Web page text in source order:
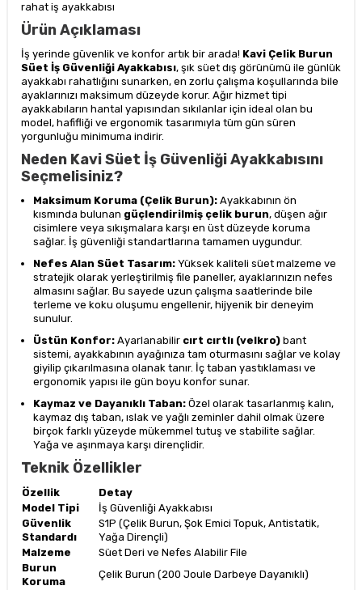
rahat iş ayakkabısı
Ürün Açıklaması
İş yerinde güvenlik ve konfor artık bir arada! Kavi Çelik Burun
Süet İş Güvenliği Ayakkabısı, şık süet dış görünümü ile günlük
ayakkabı rahatlığını sunarken, en zorlu çalışma koşullarında bile
ayaklarınızı maksimum düzeyde korur. Ağır hizmet tipi
ayakkabıların hantal yapısından sıkılanlar için ideal olan bu
model, hafifliği ve ergonomik tasarımıyla tüm gün süren
yorgunluğu minimuma indirir.
Neden Kavi Süet İş Güvenliği Ayakkabısını
Seçmelisiniz?
Maksimum Koruma (Çelik Burun): Ayakkabının ön
kısmında bulunan güçlendirilmiş çelik burun, düşen ağır
cisimlere veya sıkışmalara karşı en üst düzeyde koruma
sağlar. İş güvenliği standartlarına tamamen uygundur.
Nefes Alan Süet Tasarım: Yüksek kaliteli süet malzeme ve
stratejik olarak yerleştirilmiş file paneller, ayaklarınızın nefes
almasını sağlar. Bu sayede uzun çalışma saatlerinde bile
terleme ve koku oluşumu engellenir, hijyenik bir deneyim
sunulur.
Üstün Konfor: Ayarlanabilir cırt cırtlı (velkro) bant
sistemi, ayakkabının ayağınıza tam oturmasını sağlar ve kolay
giyilip çıkarılmasına olanak tanır. İç taban yastıklaması ve
ergonomik yapısı ile gün boyu konfor sunar.
Kaymaz ve Dayanıklı Taban: Özel olarak tasarlanmış kalın,
kaymaz dış taban, ıslak ve yağlı zeminler dahil olmak üzere
birçok farklı yüzeyde mükemmel tutuş ve stabilite sağlar.
Yağa ve aşınmaya karşı dirençlidir.
Teknik Özellikler
Özellik
Detay
Model Tipi
İş Güvenliği Ayakkabısı
Güvenlik
Standardı
S1P (Çelik Burun, Şok Emici Topuk, Antistatik,
Yağa Dirençli)
Malzeme
Süet Deri ve Nefes Alabilir File
Burun
Koruma
Çelik Burun (200 Joule Darbeye Dayanıklı)